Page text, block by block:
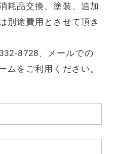
耗品交換、塗装、追加
別途費用とさせて頂き
8728、メールでの
ムをご利用ください。